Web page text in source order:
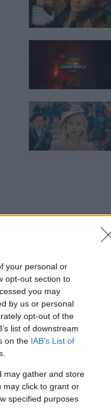
your personal or
opt-out section to
you may
by us or personal
opt-out of the
list of downstream
on the IAB’s List of
may gather and store
may click to grant or
specified purposes